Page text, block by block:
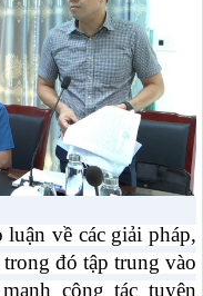
về các giải pháp,
đó tập trung vào
công tác tuyên